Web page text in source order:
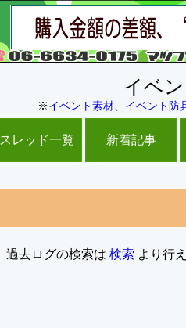
イベ
※イベント素材 イベント防
スレッド一覧 新着記事
過去ログの検索は 検索 より行